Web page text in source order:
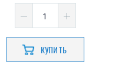
КУПИТЬ